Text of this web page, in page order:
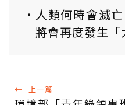
人類何時會滅
將會再度發生「
← 上一篇